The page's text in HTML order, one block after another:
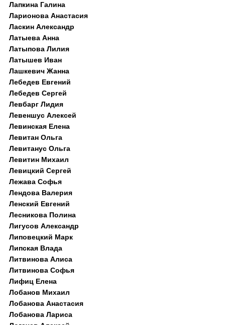
Лапкина Галина
Ларионова Анастасия
Ласкин Александр
Латыева Анна
Латыпова Лилия
Латышев Иван
Лашкевич Жанна
Лебедев Евгений
Лебедев Сергей
Левбарг Лидия
Левеншус Алексей
Левинская Елена
Левитан Ольга
Левитанус Ольга
Левитин Михаил
Левицкий Сергей
Лежава Софья
Лендова Валерия
Ленский Евгений
Лесникова Полина
Лигусов Александр
Липовецкий Марк
Липская Влада
Литвинова Алиса
Литвинова Софья
Лифиц Елена
Лобанов Михаил
Лобанова Анастасия
Лобанова Лариса